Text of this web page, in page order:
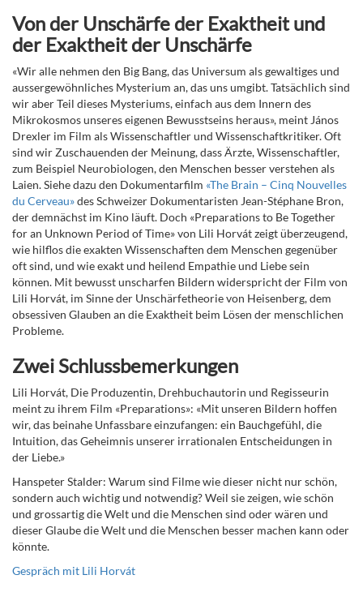
Von der Unschärfe der Exaktheit und
der Exaktheit der Unschärfe
«Wir alle nehmen den Big Bang, das Universum als gewaltiges und
aussergewöhnliches Mysterium an, das uns umgibt. Tatsächlich sind
wir aber Teil dieses Mysteriums, einfach aus dem Innern des
Mikrokosmos unseres eigenen Bewusstseins heraus», meint János
Drexler im Film als Wissenschaftler und Wissenschaftkritiker. Oft
sind wir Zuschauenden der Meinung, dass Ärzte, Wissenschaftler,
zum Beispiel Neurobiologen, den Menschen besser verstehen als
Laien. Siehe dazu den Dokumentarfilm «The Brain – Cinq Nouvelles
du Cerveau»des Schweizer Dokumentaristen Jean-Stéphane Bron,
der demnächst im Kino läuft. Doch «Preparations to Be Together
for an Unknown Period of Time» von Lili Horvát zeigt überzeugend,
wie hilflos die exakten Wissenschaften dem Menschen gegenüber
oft sind, und wie exakt und heilend Empathie und Liebe sein
können. Mit bewusst unscharfen Bildern widerspricht der Film von
Lili Horvát, im Sinne der Unschärfetheorie von Heisenberg, dem
obsessiven Glauben an die Exaktheit beim Lösen der menschlichen
Probleme.
Zwei Schlussbemerkungen
Lili Horvát, Die Produzentin, Drehbuchautorin und Regisseurin
meint zu ihrem Film «Preparations»: «Mit unseren Bildern hoffen
wir, das beinahe Unfassbare einzufangen: ein Bauchgefühl, die
Intuition, das Geheimnis unserer irrationalen Entscheidungen in
der Liebe.»
Hanspeter Stalder: Warum sind Filme wie dieser nicht nur schön,
sondern auch wichtig und notwendig? Weil sie zeigen, wie schön
und grossartig die Welt und die Menschen sind oder wären und
dieser Glaube die Welt und die Menschen besser machen kann oder
könnte.
Gespräch mit Lili Horvát